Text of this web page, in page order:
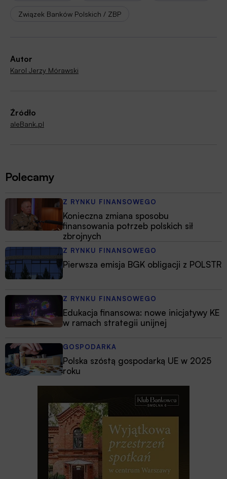
Związek Banków Polskich / ZBP
Autor
Karol Jerzy Mórawski
Źródło
aleBank.pl
Polecamy
Z RYNKU FINANSOWEGO
Konieczna zmiana sposobu
finansowania potrzeb polskich sił
zbrojnych
Z RYNKU FINANSOWEGO
Pierwsza emisja BGK obligacji z POLSTR
Z RYNKU FINANSOWEGO
Edukacja finansowa: nowe inicjatywy KE
w ramach strategii unijnej
GOSPODARKA
Polska szóstą gospodarką UE w 2025
roku